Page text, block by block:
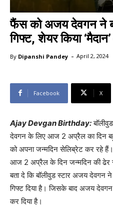
फैंस को अजय देवगन ने
गिफ्ट, शेयर किया
By Dipanshi Pandey - April 2, 2024
Facebook X
Ajay Devgan Birthday:
देवगन के लिए आज 2 अप्रैल का दिन
को अपना जन्मदिन सेलिब्रेट कर रहे
आज 2 अप्रैल के दिन जन्मदिन की ढेर
बता दे कि बॉलीवुड स्टार अजय
गिफ्ट दिया है। जिसके बाद अजय
कर दिया है।